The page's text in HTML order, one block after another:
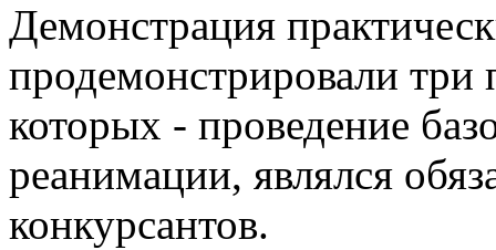
Демонстрация
продемонстрировали три
которых - проведение
реанимации, являлся
конкурсантов.